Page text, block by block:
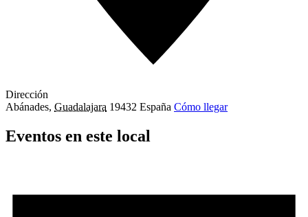
Dirección
Abánades, Guadalajara 19432 España Cómo llegar
Eventos en este local